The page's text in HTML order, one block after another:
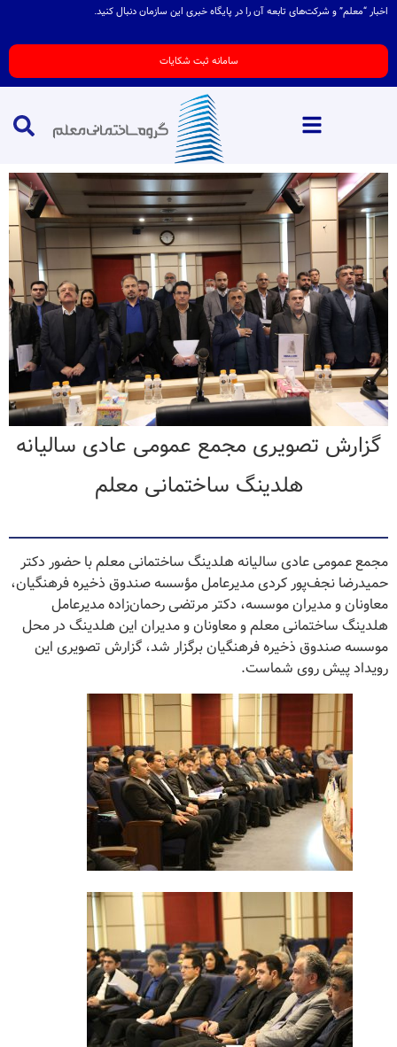
اخبار “معلم” و شرکت‌های تابعه آن را در پایگاه خبری این سازمان دنبال کنید.
سامانه ثبت شکایات
گزارش تصویری مجمع عمومی عادی سالیانه
هلدینگ ساختمانی معلم
مجمع عمومی عادی سالیانه هلدینگ ساختمانی معلم با حضور دکتر
حمیدرضا نجف‌پور کردی مدیرعامل مؤسسه صندوق ذخیره فرهنگیان،
معاونان و مدیران موسسه، دکتر مرتضی رحمان‌زاده مدیرعامل
هلدینگ ساختمانی معلم و معاونان و مدیران این هلدینگ در محل
موسسه صندوق ذخیره فرهنگیان برگزار شد، گزارش تصویری این
رویداد پیش روی شماست.